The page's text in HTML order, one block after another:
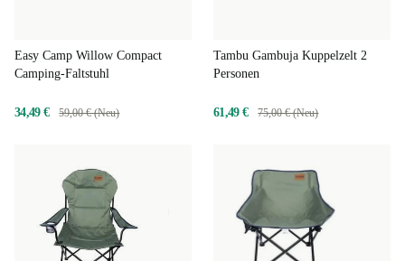
Easy Camp Willow Compact
Camping-Faltstuhl
34,49 € 59,00 € (Neu)
Tambu Gambuja Kuppelzelt 2
Personen
61,49 € 75,00 € (Neu)